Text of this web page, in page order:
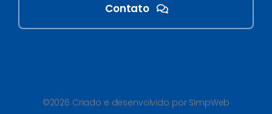
Contato
©2026 Criado e desenvolvido por SimpWeb